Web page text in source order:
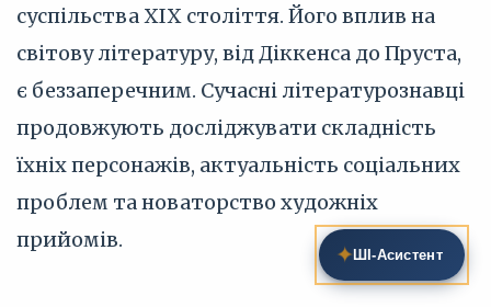
суспільства XIX століття. Його вплив на
світову літературу, від Діккенса до Пруста,
є беззаперечним. Сучасні літературознавці
продовжують досліджувати складність
їхніх персонажів, актуальність соціальних
проблем та новаторство художніх
прийомів.
✦ ШІ‑Асистент